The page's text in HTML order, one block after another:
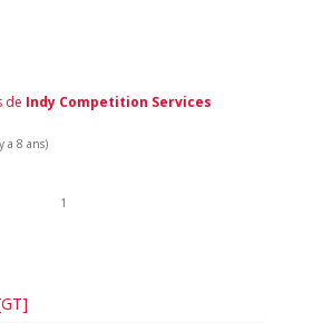
de Indy Competition Services
a 8 ans)
1